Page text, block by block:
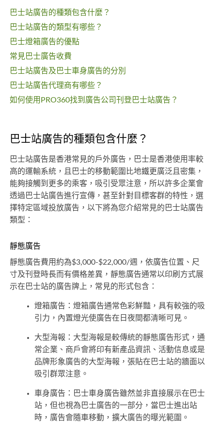
巴士站廣告的種類包含什麼？
巴士站廣告的類型有哪些？
巴士燈箱廣告的優點
常見巴士廣告收費
巴士站廣吿及巴士車身廣告的分別
巴士站廣告代理商有哪些？
如何使用PRO360找到廣告公司刊登巴士站廣告？
巴士站廣告的種類包含什麼？
巴士站廣告是香港常見的戶外廣告，巴士是香港使用率較
高的運輸系統，且巴士的移動範圍比地鐵更廣泛且密集，
能夠接觸到更多的乘客，吸引受眾注意，所以許多企業會
透過巴士站廣告進行宣傳，甚至針對目標客群的特性，選
擇特定區域投放廣告，以下將為您介紹常見的巴士站廣告
類型：
靜態廣告
靜態廣告費用約為$3,000-$22,000/週，依廣告位置、尺
寸及刊登時長而有價格差異，靜態廣告通常以印刷方式展
示在巴士站的廣告牌上，常見的形式包含：
燈箱廣告：燈箱廣告通常色彩鮮豔，具有較強的吸
引力，內置燈光使廣告在日夜間都清晰可見。
大型海報：大型海報是較傳統的靜態廣告形式，通
常企業、商戶會將印有新產品資訊、活動信息或是
品牌形象廣告的大型海報，張貼在巴士站的牆面以
吸引群眾注意。
車身廣告：巴士車身廣告雖然並非直接展示在巴士
站，但也視為巴士廣告的一部分，當巴士進出站
時，廣告會隨車移動，擴大廣告的曝光範圍。